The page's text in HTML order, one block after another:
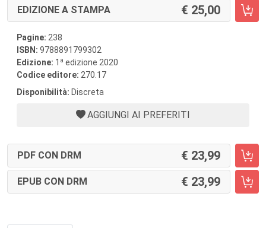
EDIZIONE A STAMPA 25,00
Pagine: 238
ISBN: 9788891799302
Edizione: 1 a edizione 2020
Codice editore: 270.17
Disponibilità: Discreta
AGGIUNGI AI PREFERITI
PDF CON DRM 23,99
EPUB CON DRM 23,99